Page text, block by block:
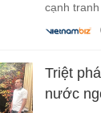
cạnh
“người
Triệt
nước